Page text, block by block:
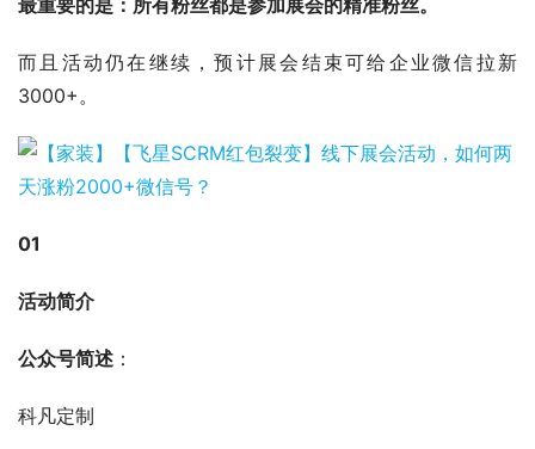
最重要的是：所有粉丝都是参加展会的精准粉丝。
而且活动仍在继续，预计展会结束可给企业微信拉新
3000+。
01
活动简介
公众号简述 ：
科凡定制